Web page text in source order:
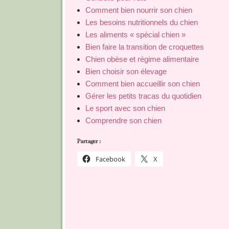
Comment bien nourrir son chien
Les besoins nutritionnels du chien
Les aliments « spécial chien »
Bien faire la transition de croquettes
Chien obèse et régime alimentaire
Bien choisir son élevage
Comment bien accueillir son chien
Gérer les petits tracas du quotidien
Le sport avec son chien
Comprendre son chien
Partager :
Facebook
X